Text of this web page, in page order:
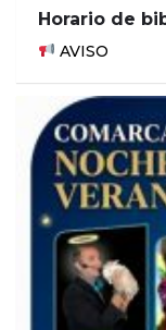
Horario de
AVISO